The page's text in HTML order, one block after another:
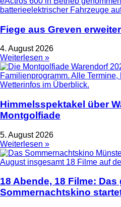
Fiege aus Greven
4. August 2026
Weiterlesen »
Himmelsspektakel über
Montgolfiade
5. August 2026
Weiterlesen »
18 Abende, 18 Filme: Das
Sommernachtskino